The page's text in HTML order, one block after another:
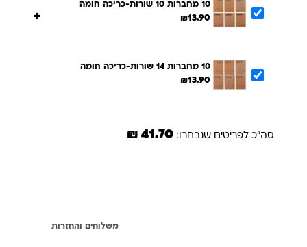
10 מחברות 10 שורות-כריכה חומה
₪13.90
+
10 מחברות 14 שורות-כריכה חומה
₪13.90
סה"כ לפריטים שנבחרו: 41.70 ₪
משלוחים והחזרות